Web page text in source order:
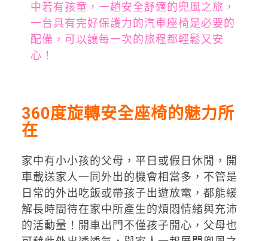
中若有孩童，一趟安全舒適的兜風之旅，
一台具有完好保護力的汽車座椅是必要的
配備，可以讓每一次的旅程都輕鬆又安
心！
360度旋轉安全座椅的魅力所
在
家中有小小孩的父母，平日或假日休閒，開
車載送家人一同外出的機會相當多，不管是
日常的外出吃飯或帶孩子出遊放電，都能緩
解長時間待在家中所產生的煩悶情緒與充沛
的活動量！開車出門不僅孩子開心，父母也